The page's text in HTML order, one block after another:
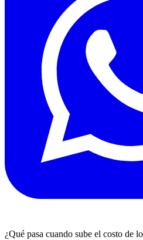
¿Qué pasa cuando sube el costo de